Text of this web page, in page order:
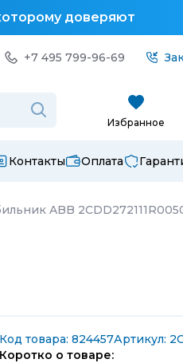
доверяют
+7 495 799-96-69
Избранное
Контакты Оплата
ABB
Код товара: 824457Артикул:
Коротко о товаре: